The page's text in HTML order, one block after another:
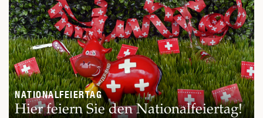
NATIONALFEIERTAG
Hier feiern Sie den Nationalfeiertag!